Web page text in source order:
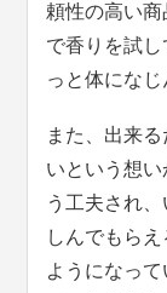
頼性の高い
で香りを試
っと体になじ
また、出来
いという想
う工夫され
しんでもら
ようになっ